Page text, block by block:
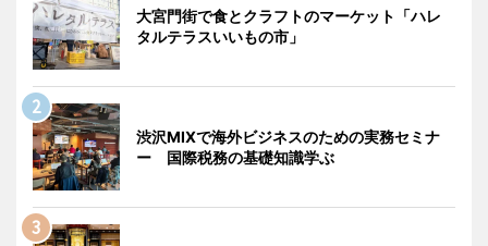
大宮門街で食とクラフトのマーケット「ハレ
タルテラスいいもの市」
渋沢MIXで海外ビジネスのための実務セミナ
ー 国際税務の基礎知識学ぶ